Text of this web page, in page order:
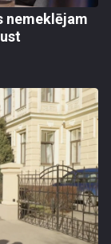
nemeklējam